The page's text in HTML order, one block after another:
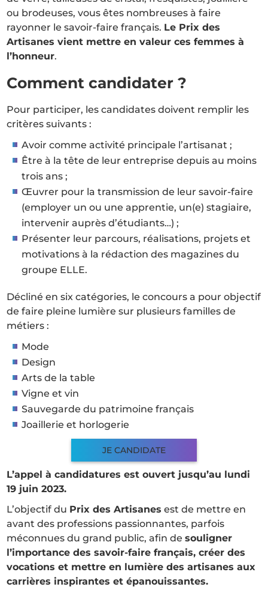
ou brodeuses, vous êtes nombreuses à faire
rayonner le savoir-faire français. Le Prix des
Artisanes vient mettre en valeur ces femmes à
l’honneur.
Comment candidater ?
Pour participer, les candidates doivent remplir les
critères suivants :
Avoir comme activité principale l’artisanat ;
Être à la tête de leur entreprise depuis au moins
trois ans ;
Œuvrer pour la transmission de leur savoir-faire
(employer un ou une apprentie, un(e) stagiaire,
intervenir auprès d’étudiants…) ;
Présenter leur parcours, réalisations, projets et
motivations à la rédaction des magazines du
groupe ELLE.
Décliné en six catégories, le concours a pour objectif
de faire pleine lumière sur plusieurs familles de
métiers :
Mode
Design
Arts de la table
Vigne et vin
Sauvegarde du patrimoine français
Joaillerie et horlogerie
JE CANDIDATE
L’appel à candidatures est ouvert jusqu’au lundi
19 juin 2023.
L’objectif du Prix des Artisanes est de mettre en
avant des professions passionnantes, parfois
méconnues du grand public, afin desouligner
l’importance des savoir-faire français, créer des
vocations et mettre en lumière des artisanes aux
carrières inspirantes et épanouissantes.